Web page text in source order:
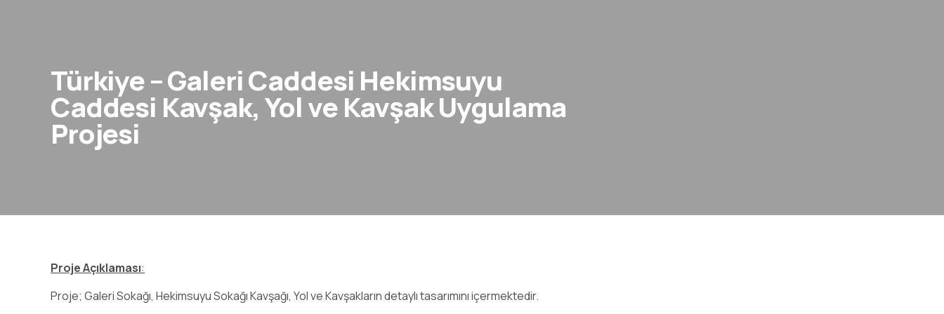
Türkiye – Galeri Caddesi Hekimsuyu
Caddesi Kavşak, Yol ve Kavşak Uygulama
Projesi
Proje Açıklaması:
Proje; Galeri Sokağı, Hekimsuyu Sokağı Kavşağı, Yol ve Kavşakların detaylı tasarımını içermektedir.